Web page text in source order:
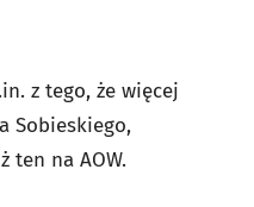
z tego, że więcej
Sobieskiego,
ten na AOW.